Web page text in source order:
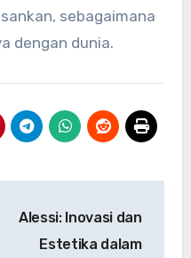
sebagaimana
dengan dunia.
Alessi: Inovasi dan
Estetika dalam